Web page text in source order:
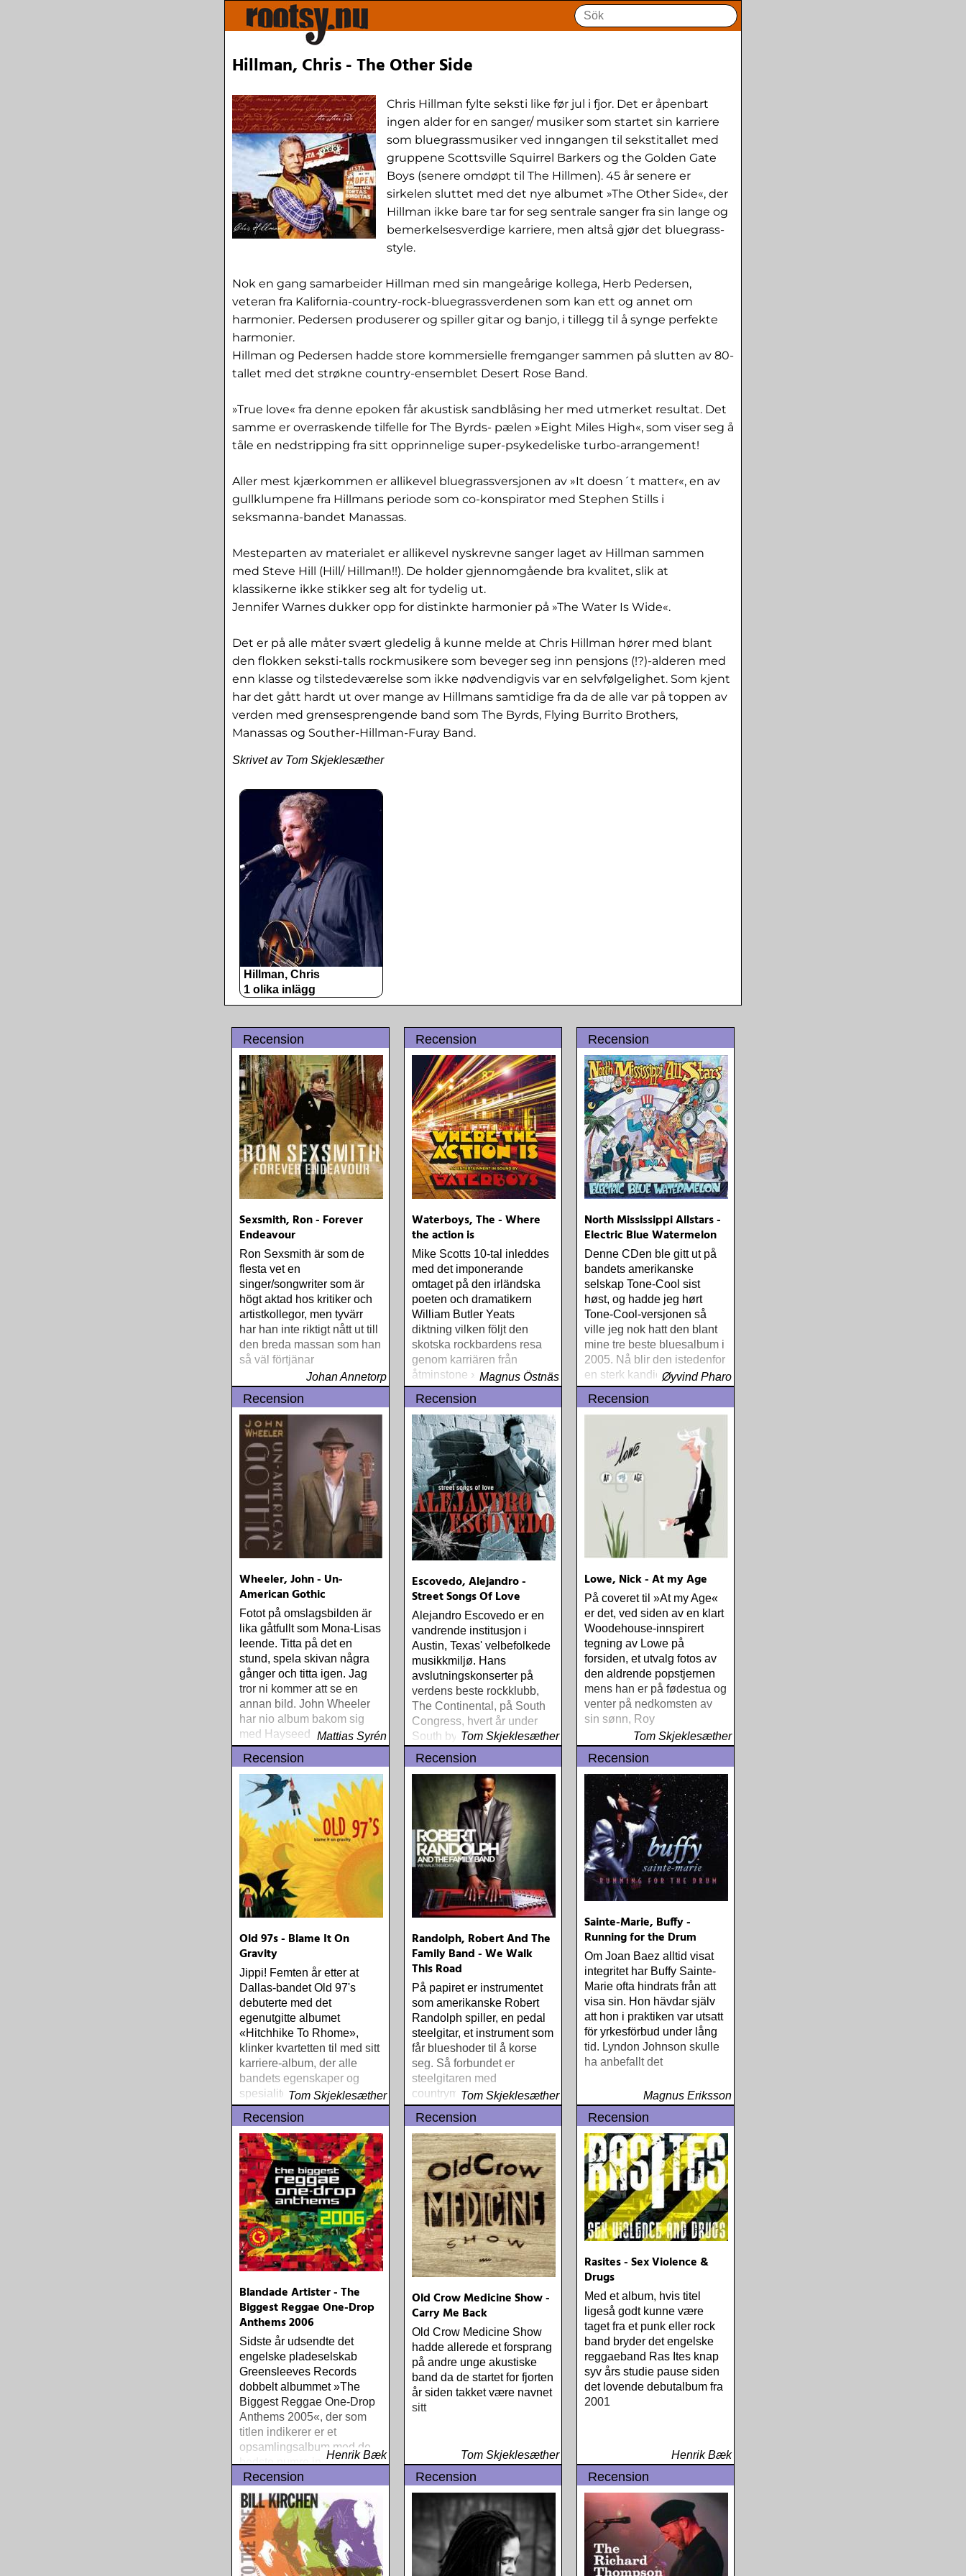
Hillman, Chris - The Other Side
Chris Hillman fylte seksti like før jul i fjor. Det er åpenbart
ingen alder for en sanger/ musiker som startet sin karriere
som bluegrassmusiker ved inngangen til sekstitallet med
gruppene Scottsville Squirrel Barkers og the Golden Gate
Boys (senere omdøpt til The Hillmen). 45 år senere er
sirkelen sluttet med det nye albumet »The Other Side«, der
Hillman ikke bare tar for seg sentrale sanger fra sin lange og
bemerkelsesverdige karriere, men altså gjør det bluegrass-
style.
Nok en gang samarbeider Hillman med sin mangeårige kollega, Herb Pedersen,
veteran fra Kalifornia-country-rock-bluegrassverdenen som kan ett og annet om
harmonier. Pedersen produserer og spiller gitar og banjo, i tillegg til å synge perfekte
harmonier.
Hillman og Pedersen hadde store kommersielle fremganger sammen på slutten av 80-
tallet med det strøkne country-ensemblet Desert Rose Band.
»True love« fra denne epoken får akustisk sandblåsing her med utmerket resultat. Det
samme er overraskende tilfelle for The Byrds- pælen »Eight Miles High«, som viser seg å
tåle en nedstripping fra sitt opprinnelige super-psykedeliske turbo-arrangement!
Aller mest kjærkommen er allikevel bluegrassversjonen av »It doesn´t matter«, en av
gullklumpene fra Hillmans periode som co-konspirator med Stephen Stills i
seksmanna-bandet Manassas.
Mesteparten av materialet er allikevel nyskrevne sanger laget av Hillman sammen
med Steve Hill (Hill/ Hillman!!). De holder gjennomgående bra kvalitet, slik at
klassikerne ikke stikker seg alt for tydelig ut.
Jennifer Warnes dukker opp for distinkte harmonier på »The Water Is Wide«.
Det er på alle måter svært gledelig å kunne melde at Chris Hillman hører med blant
den flokken seksti-talls rockmusikere som beveger seg inn pensjons (!?)-alderen med
enn klasse og tilstedeværelse som ikke nødvendigvis var en selvfølgelighet. Som kjent
har det gått hardt ut over mange av Hillmans samtidige fra da de alle var på toppen av
verden med grensesprengende band som The Byrds, Flying Burrito Brothers,
Manassas og Souther-Hillman-Furay Band.
Skrivet av Tom Skjeklesæther
Hillman, Chris
1 olika inlägg
Recension
Sexsmith, Ron - Forever
Endeavour
Ron Sexsmith är som de
flesta vet en
singer/songwriter som är
högt aktad hos kritiker och
artistkollegor, men tyvärr
har han inte riktigt nått ut till
den breda massan som han
så väl förtjänar
Johan Annetorp
Recension
Waterboys, The - Where
the action is
Mike Scotts 10-tal inleddes
med det imponerande
omtaget på den irländska
poeten och dramatikern
William Butler Yeats
diktning vilken följt den
skotska rockbardens resa
genom karriären från
åtminstone »Fishermans
Blues« och framåt. Yeats-
skivan "An appointment
with Mr
Magnus Östnäs
Recension
North Mississippi Allstars -
Electric Blue Watermelon
Denne CDen ble gitt ut på
bandets amerikanske
selskap Tone-Cool sist
høst, og hadde jeg hørt
Tone-Cool-versjonen så
ville jeg nok hatt den blant
mine tre beste bluesalbum i
2005. Nå blir den istedenfor
en sterk kandidat i 2006,
som europeisk
lisensutgivelse. Her er det
Øyvind Pharo
Recension
Wheeler, John - Un-
American Gothic
Fotot på omslagsbilden är
lika gåtfullt som Mona-Lisas
leende. Titta på det en
stund, spela skivan några
gånger och titta igen. Jag
tror ni kommer att se en
annan bild. John Wheeler
har nio album bakom sig
med Hayseed DixieMattias Syrén
Recension
Escovedo, Alejandro -
Street Songs Of Love
Alejandro Escovedo er en
vandrende institusjon i
Austin, Texas' velbefolkede
musikkmiljø. Hans
avslutningskonserter på
verdens beste rockklubb,
The Continental, på South
Congress, hvert år under
South by South West, er så
nærme essensen i rock det
er mulig å komme
Tom Skjeklesæther
Recension
Lowe, Nick - At my Age
På coveret til »At my Age«
er det, ved siden av en klart
Woodehouse-innspirert
tegning av Lowe på
forsiden, et utvalg fotos av
den aldrende popstjernen
mens han er på fødestua og
venter på nedkomsten av
sin sønn, Roy
Tom Skjeklesæther
Recension
Old 97s - Blame It On
Gravity
Jippi! Femten år etter at
Dallas-bandet Old 97's
debuterte med det
egenutgitte albumet
«Hitchhike To Rhome»,
klinker kvartetten til med sitt
karriere-album, der alle
bandets egenskaper og
spesialiteter forenes til en
høyere enhet
Tom Skjeklesæther
Recension
Randolph, Robert And The
Family Band - We Walk
This Road
På papiret er instrumentet
som amerikanske Robert
Randolph spiller, en pedal
steelgitar, et instrument som
får blueshoder til å korse
seg. Så forbundet er
steelgitaren med
countrymusikken at det
inkarnerer fordommene mot
nettopp denne ene
erkeamerikanske
musikkformen
Tom Skjeklesæther
Recension
Sainte-Marie, Buffy -
Running for the Drum
Om Joan Baez alltid visat
integritet har Buffy Sainte-
Marie ofta hindrats från att
visa sin. Hon hävdar själv
att hon i praktiken var utsatt
för yrkesförbud under lång
tid. Lyndon Johnson skulle
ha anbefallt det
Magnus Eriksson
Recension
Blandade Artister - The
Biggest Reggae One-Drop
Anthems 2006
Sidste år udsendte det
engelske pladeselskab
Greensleeves Records
dobbelt albummet »The
Biggest Reggae One-Drop
Anthems 2005«, der som
titlen indikerer er et
opsamlingsalbum med de
bedste numre indenfor den
populære reggaestil kaldet
one-drop
Henrik Bæk
Recension
Old Crow Medicine Show -
Carry Me Back
Old Crow Medicine Show
hadde allerede et forsprang
på andre unge akustiske
band da de startet for fjorten
år siden takket være navnet
sitt
Tom Skjeklesæther
Recension
Rasites - Sex Violence &
Drugs
Med et album, hvis titel
ligeså godt kunne være
taget fra et punk eller rock
band bryder det engelske
reggaeband Ras Ites knap
syv års studie pause siden
det lovende debutalbum fra
2001
Henrik Bæk
Recension Recension Recension